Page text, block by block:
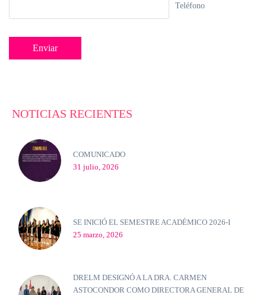
Teléfono
NOTICIAS RECIENTES
COMUNICADO
31 julio, 2026
SE INICIÓ EL SEMESTRE ACADÉMICO 2026-I
25 marzo, 2026
DRELM DESIGNÓ A LA DRA. CARMEN
ASTOCONDOR COMO DIRECTORA GENERAL DE